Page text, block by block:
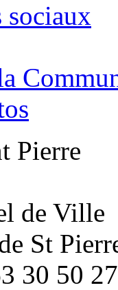
sociaux
Pierre
de Ville
St
30 50 27